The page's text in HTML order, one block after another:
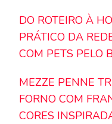
DO ROTEIRO À
PRÁTICO DA
COM PETS PELO
MEZZE PENNE
FORNO COM
CORES